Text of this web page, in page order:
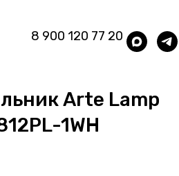
8 900 120 77 20
Arte Lamp
1WH